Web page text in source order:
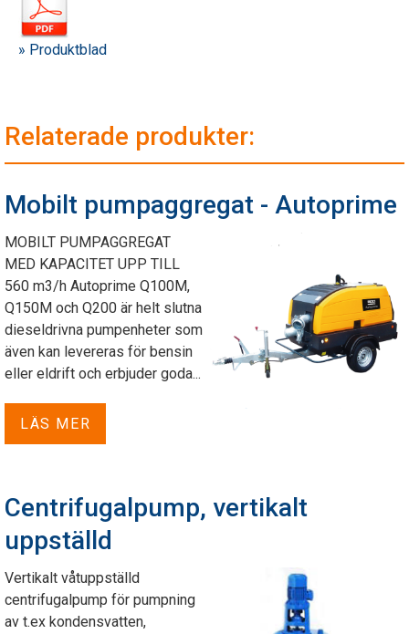
» Produktblad
Relaterade produkter:
Mobilt pumpaggregat - Autoprime
MOBILT PUMPAGGREGAT
MED KAPACITET UPP TILL
560 m3/h Autoprime Q100M,
Q150M och Q200 är helt slutna
dieseldrivna pumpenheter som
även kan levereras för bensin
eller eldrift och erbjuder goda...
LÄS MER
Centrifugalpump, vertikalt
uppställd
Vertikalt våtuppställd
centrifugalpump för pumpning
av t.ex kondensvatten,